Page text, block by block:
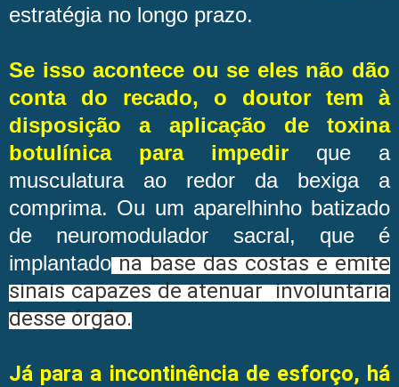
estratégia no longo prazo.
Se isso acontece ou se eles não dão
conta do recado, o doutor tem à
disposição a aplicação de toxina
botulínica para impedir que a
musculatura ao redor da bexiga a
comprima. Ou um aparelhinho batizado
de neuromodulador sacral, que é
implantadona base das costas e emite
sinais capazes de atenuar involuntária
desse órgão.
Já para a incontinência de esforço, há